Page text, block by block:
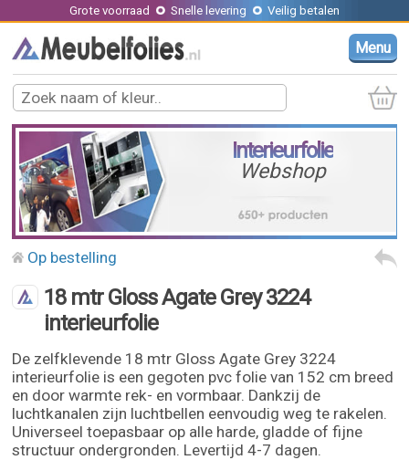
Grote voorraad Snelle levering Veilig betalen
Menu
Interieurfolie
Webshop
Op bestelling
18 mtr Gloss Agate Grey 3224
interieurfolie
De zelfklevende 18 mtr Gloss Agate Grey 3224
interieurfolie is een gegoten pvc folie van 152 cm breed
en door warmte rek- en vormbaar. Dankzij de
luchtkanalen zijn luchtbellen eenvoudig weg te rakelen.
Universeel toepasbaar op alle harde, gladde of fijne
structuur ondergronden. Levertijd 4-7 dagen.